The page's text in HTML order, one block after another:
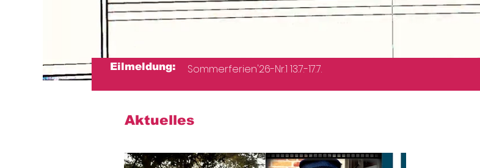
Eilmeldung: Sommerferien'26-Nr.1 13.7.-17.7.
Aktuelles